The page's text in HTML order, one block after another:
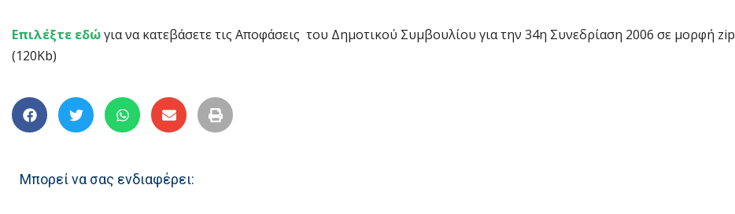
Επιλέξτε εδώγια να κατεβάσετε τις Αποφάσεις του Δημοτικού Συμβουλίου για την 34η Συνεδρίαση 2006 σε μορφή zip
(120Kb)
Μπορεί να σας ενδιαφέρει: